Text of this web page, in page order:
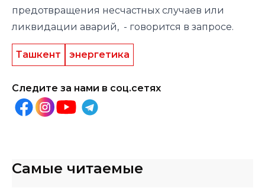
предотвращения несчастных случаев или
ликвидации аварий, - говорится в запросе.
Ташкент энергетика
Следите за нами в соц.сетях
Самые читаемые